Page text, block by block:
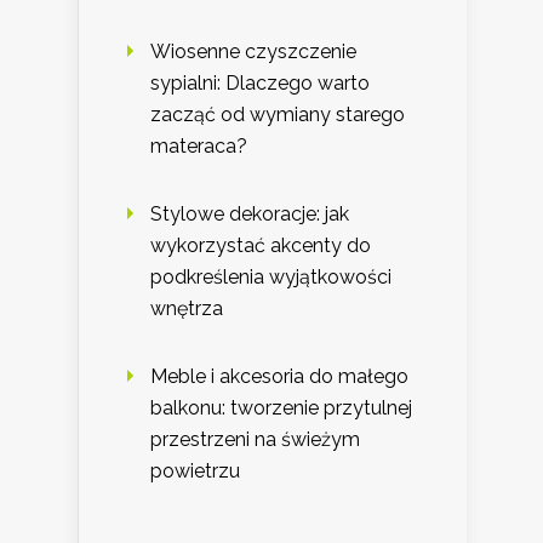
Wiosenne czyszczenie
sypialni: Dlaczego warto
zacząć od wymiany starego
materaca?
Stylowe dekoracje: jak
wykorzystać akcenty do
podkreślenia wyjątkowości
wnętrza
Meble i akcesoria do małego
balkonu: tworzenie przytulnej
przestrzeni na świeżym
powietrzu